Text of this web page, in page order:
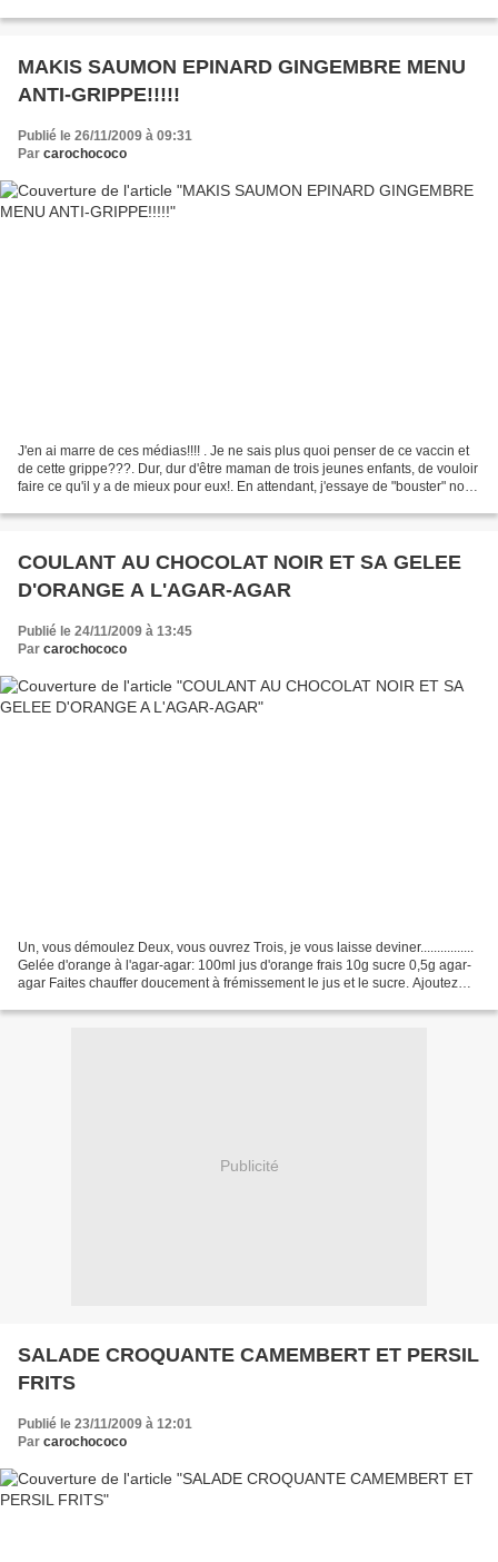
MAKIS SAUMON EPINARD GINGEMBRE MENU
ANTI-GRIPPE!!!!!
Publié le 26/11/2009 à 09:31
Par carochococo
J'en ai marre de ces médias!!!! . Je ne sais plus quoi penser de ce vaccin et
de cette grippe???. Dur, dur d'être maman de trois jeunes enfants, de vouloir
faire ce qu'il y a de mieux pour eux!. En attendant, j'essaye de "bouster" nos
COULANT AU CHOCOLAT NOIR ET SA GELEE
D'ORANGE A L'AGAR-AGAR
Publié le 24/11/2009 à 13:45
Par carochococo
Un, vous démoulez Deux, vous ouvrez Trois, je vous laisse deviner................
Gelée d'orange à l'agar-agar: 100ml jus d'orange frais 10g sucre 0,5g agar-
agar Faites chauffer doucement à frémissement le jus et le sucre. Ajoutez
Publicité
SALADE CROQUANTE CAMEMBERT ET PERSIL
FRITS
Publié le 23/11/2009 à 12:01
Par carochococo